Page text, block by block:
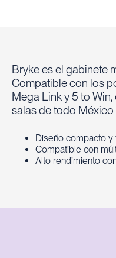
Diseño compacto y
Compatible con
Alto rendimiento
Bryke es el gabinete
Compatible con los
Mega Link y 5 to
salas de todo México